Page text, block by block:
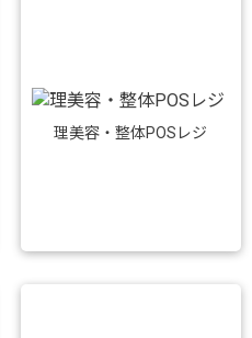
理美容・整体POSレジ